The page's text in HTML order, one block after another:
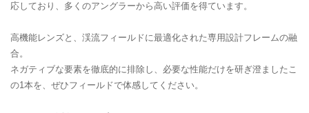
応しており、多くのアングラーから高い評価を得ています。
高機能レンズと、渓流フィールドに最適化された専用設計フレームの融
合。
ネガティブな要素を徹底的に排除し、必要な性能だけを研ぎ澄ましたこ
の1本を、ぜひフィールドで体感してください。